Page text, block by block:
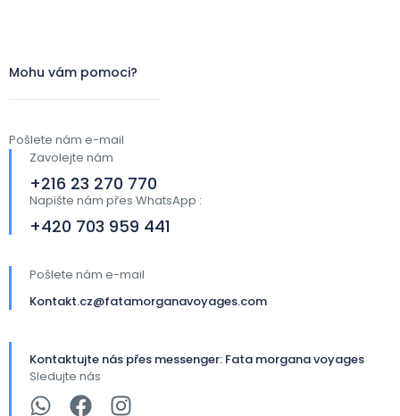
Mohu vám pomoci?
Pošlete nám e-mail
Zavolejte nám
+216 23 270 770
Napište nám přes WhatsApp :
+420 703 959 441​
Pošlete nám e-mail
Kontakt.cz@fatamorganavoyages.com
Kontaktujte nás přes messenger: Fata morgana voyages
Sledujte nás